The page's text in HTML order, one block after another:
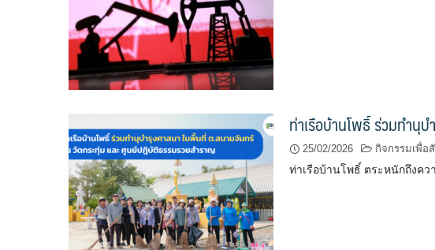
ท่าเรือบ้านโพธิ์ ร่วมทำ
25/02/2026 กิจกรรมเพื่อ
ท่าเรือบ้านโพธิ์ ตระหนักถึงค